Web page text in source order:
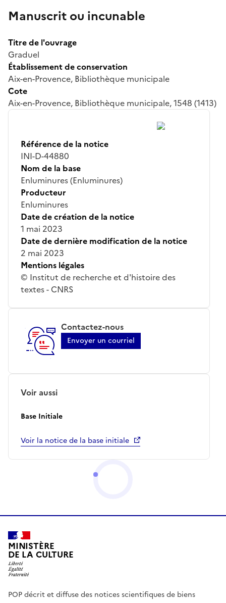
Manuscrit ou incunable
Titre de l'ouvrage
Graduel
Établissement de conservation
Aix-en-Provence, Bibliothèque municipale
Cote
Aix-en-Provence, Bibliothèque municipale, 1548 (1413)
Référence de la notice
INI-D-44880
Nom de la base
Enluminures (Enluminures)
Producteur
Enluminures
Date de création de la notice
1 mai 2023
Date de dernière modification de la notice
2 mai 2023
Mentions légales
© Institut de recherche et d'histoire des
textes - CNRS
Contactez-nous
Envoyer un courriel
Voir aussi
Base Initiale
Voir la notice de la base initiale
MINISTÈRE
DE LA CULTURE
POP décrit et diffuse des notices scientifiques de biens